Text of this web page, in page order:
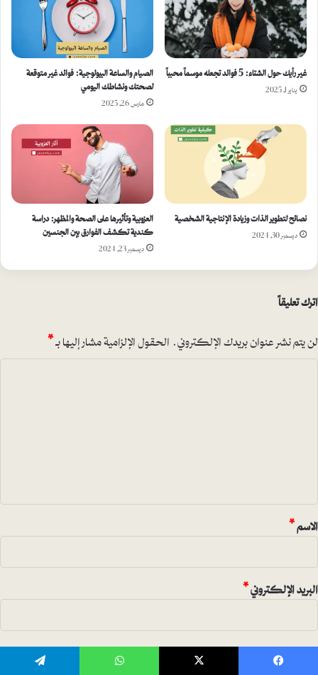
غير رأيك حول الشتاء: 5 فوائد تجعله موسماً محبباً
يناير 1, 2025
الصيام والساعة البيولوجية: فوائد غير متوقعة
لصحتك ونشاطك اليومي
مارس 26, 2025
نصائح لتطوير الذات وزيادة الإنتاجية الشخصية
ديسمبر 30, 2024
العزوبية وتأثيرها على الصحة والمظهر: دراسة
كندية تكشف الفوارق بين الجنسين
ديسمبر 23, 2024
اترك تعليقاً
لن يتم نشر عنوان بريدك الإلكتروني.الحقول الإلزامية مشار إليها بـ*
ا
ق
*
الاسم*
البريد الإلكتروني*
الموقع الإلكتروني